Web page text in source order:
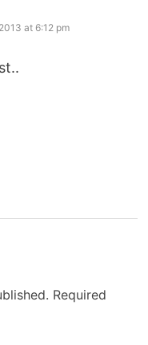
at 6:12 pm
Required